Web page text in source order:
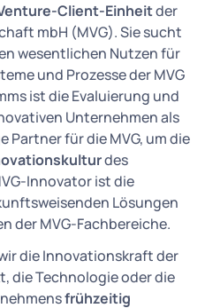
Client-Einheitder
mbH (MVG). Sie sucht
wesentlichen Nutzen für
und Prozesse der MVG
ist die Evaluierung und
Unternehmen als
für die MVG, um die
des
Innovator ist die
Lösungen
der MVG-Fachbereiche.
die Innovationskraft der
die Technologie oder die
frühzeitig